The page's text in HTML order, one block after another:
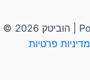
מדיניות פרטיות